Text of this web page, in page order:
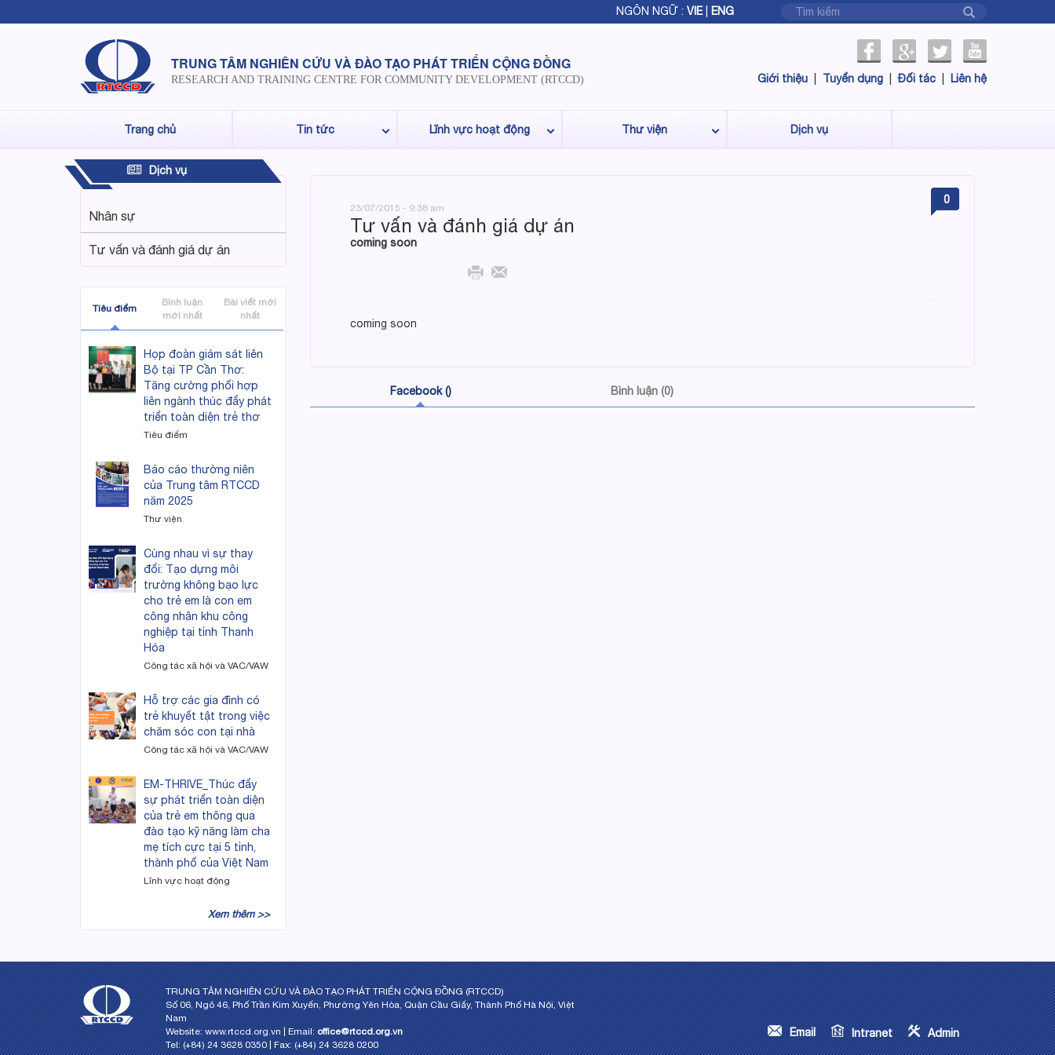
NGÔN NGỮ : VIE| ENG
TRUNG TÂM NGHIÊN CỨU VÀ ĐÀO TẠO PHÁT TRIỂN CỘNG ĐỒNG
RESEARCH AND TRAINING CENTRE FOR COMMUNITY DEVELOPMENT (RTCCD) Giới thiệu Tuyển dụng Đối tác Liên hệ
Trang chủ Tin tức Lĩnh vực hoạt động Thư viện Dịch vụ
Dịch vụ
Nhân sự
Tư vấn và đánh giá dự án
Tiêu điểm
Bình luận
mới nhất
Bài viết mới
nhất
Họp đoàn giám sát liên
Bộ tại TP Cần Thơ:
Tăng cường phối hợp
liên ngành thúc đẩy phát
triển toàn diện trẻ thơ
Tiêu điểm
Báo cáo thường niên
của Trung tâm RTCCD
năm 2025
Thư viện
Cùng nhau vì sự thay
đổi: Tạo dựng môi
trường không bạo lực
cho trẻ em là con em
công nhân khu công
nghiệp tại tỉnh Thanh
Hóa
Công tác xã hội và VAC/VAW
Hỗ trợ các gia đình có
trẻ khuyết tật trong việc
chăm sóc con tại nhà
Công tác xã hội và VAC/VAW
EM-THRIVE_Thúc đẩy
sự phát triển toàn diện
của trẻ em thông qua
đào tạo kỹ năng làm cha
mẹ tích cực tại 5 tỉnh,
thành phố của Việt Nam
Lĩnh vực hoạt động
Xem thêm >>
23/07/2015 - 9:38 am
0
Tư vấn và đánh giá dự án
coming soon
coming soon
Facebook () Bình luận (0)
TRUNG TÂM NGHIÊN CỨU VÀ ĐÀO TẠO PHÁT TRIỂN CỘNG ĐỒNG (RTCCD)
Số 06, Ngõ 46, Phố Trần Kim Xuyến, Phường Yên Hòa, Quận Cầu Giấy, Thành Phố Hà Nội, Việt
Nam
Website: www.rtccd.org.vn | Email:office@rtccd.org.vn
Tel: (+84) 24 3628 0350 | Fax: (+84) 24 3628 0200
Admin
Intranet
Email